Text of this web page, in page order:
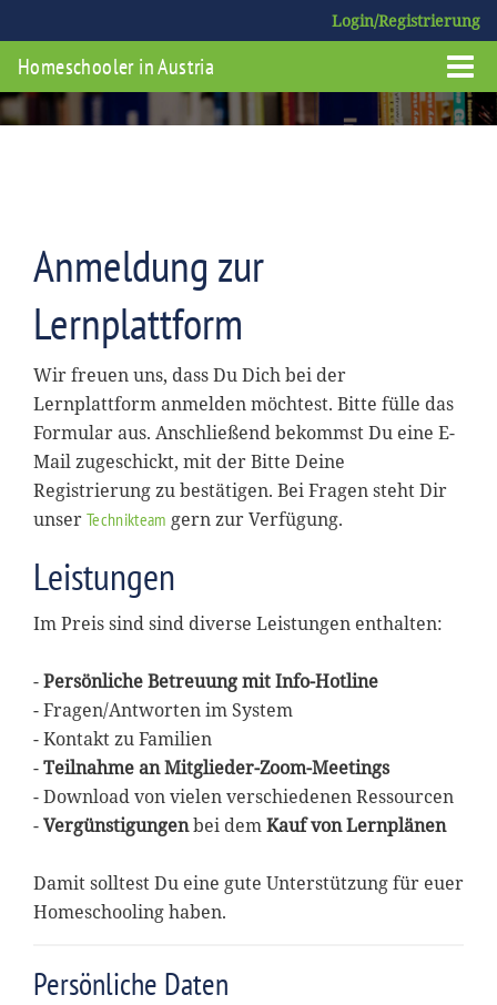
Login/Registrierung
Homeschooler in Austria
Anmeldung zur
Lernplattform
Wir freuen uns, dass Du Dich bei der
Lernplattform anmelden möchtest. Bitte fülle das
Formular aus. Anschließend bekommst Du eine E-
Mail zugeschickt, mit der Bitte Deine
Registrierung zu bestätigen. Bei Fragen steht Dir
unser Technikteam gern zur Verfügung.
Leistungen
Im Preis sind sind diverse Leistungen enthalten:
-Persönliche Betreuung mit Info-Hotline
- Fragen/Antworten im System
- Kontakt zu Familien
-Teilnahme an Mitglieder-Zoom-Meetings
- Download von vielen verschiedenen Ressourcen
-Vergünstigungenbei demKauf von Lernplänen
Damit solltest Du eine gute Unterstützung für euer
Homeschooling haben.
Persönliche Daten